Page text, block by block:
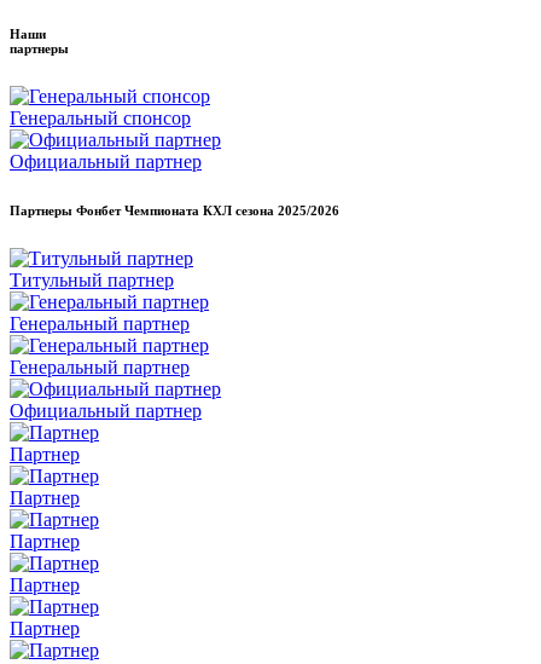
Наши
партнеры
Генеральный спонсор
Официальный партнер
Партнеры Фонбет Чемпионата КХЛ сезона 2025/2026
Титульный партнер
Генеральный партнер
Генеральный партнер
Официальный партнер
Партнер
Партнер
Партнер
Партнер
Партнер